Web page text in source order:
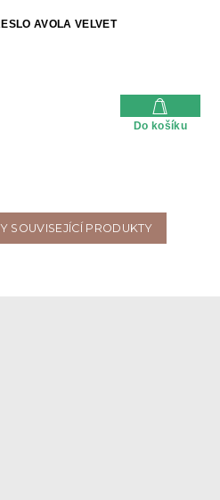
AVOLA VELVET
Do košíku
SOUVISEJÍCÍ PRODUKTY